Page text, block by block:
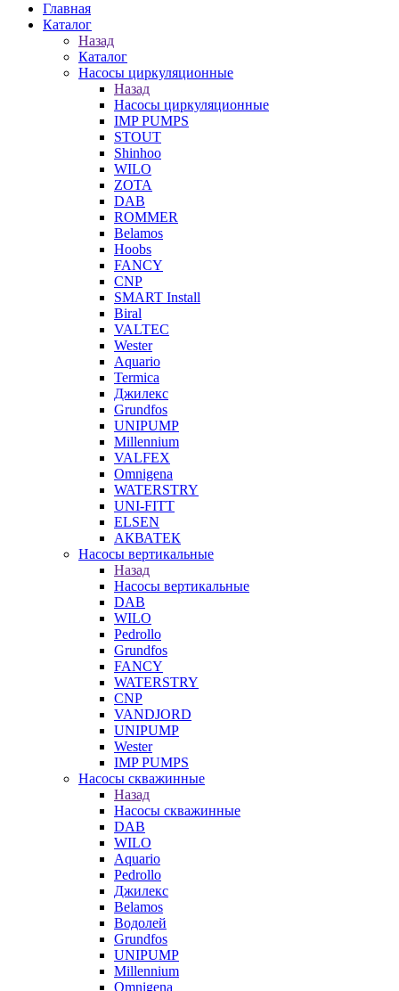
Главная
Каталог
Назад
Каталог
Насосы циркуляционные
Назад
Насосы циркуляционные
IMP PUMPS
STOUT
Shinhoo
WILO
ZOTA
DAB
ROMMER
Belamos
Hoobs
FANCY
CNP
SMART Install
Biral
VALTEC
Wester
Aquario
Termica
Джилекс
Grundfos
UNIPUMP
Millennium
VALFEX
Omnigena
WATERSTRY
UNI-FITT
ELSEN
АКВАТЕК
Насосы вертикальные
Назад
Насосы вертикальные
DAB
WILO
Pedrollo
Grundfos
FANCY
WATERSTRY
CNP
VANDJORD
UNIPUMP
Wester
IMP PUMPS
Насосы скважинные
Назад
Насосы скважинные
DAB
WILO
Aquario
Pedrollo
Джилекс
Belamos
Водолей
Grundfos
UNIPUMP
Millennium
Omnigena